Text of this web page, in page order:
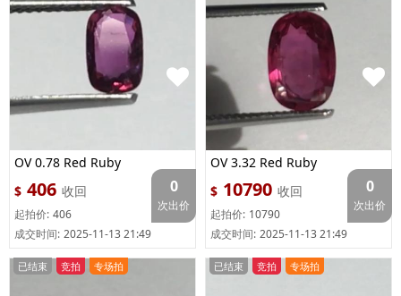
OV 0.78 Red Ruby
$ 406 收回
起拍价: 406
成交时间: 2025-11-13 21:49
0
次出价
OV 3.32 Red Ruby
$ 10790 收回
起拍价: 10790
成交时间: 2025-11-13 21:49
0
次出价
已结束 竞拍 专场拍 已结束 竞拍 专场拍